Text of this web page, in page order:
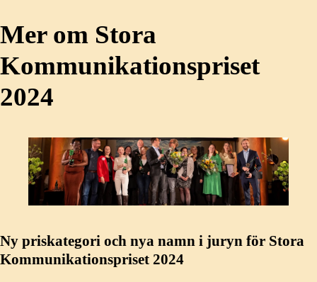
Mer om Stora
Kommunikationspriset
2024
Ny priskategori och nya namn i juryn för Stora
Kommunikationspriset 2024